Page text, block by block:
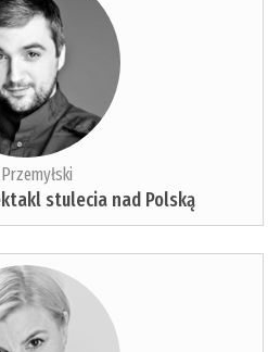
Przemyłski
stulecia nad Polską